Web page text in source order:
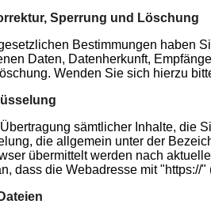
Sperrung und Löschung
Bestimmungen haben
Daten, Datenherkunft,
Wenden Sie sich hierzu
sämtlicher Inhalte, die
die allgemein unter der
übermittelt werden nach
dass die Webadresse mit "https://